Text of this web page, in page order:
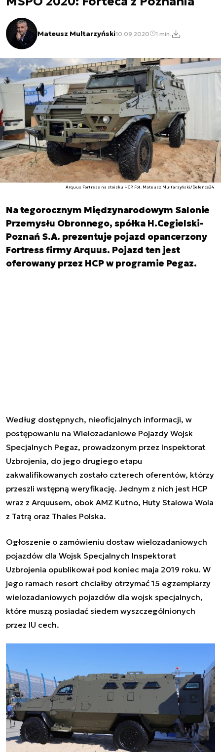
Mateusz Multarzyński10.09.2020 1 min.
Arquus Fortress na stoisku HCP. Fot. Mateusz Multarzyński/Defence24
Na tegorocznym Międzynarodowym Salonie
Przemysłu Obronnego, spółka H.Cegielski-
Poznań S.A. prezentuje pojazd opancerzony
Fortress firmy Arquus. Pojazd ten jest
oferowany przez HCP w programie Pegaz.
Według dostępnych, nieoficjalnych informacji, w
postępowaniu na Wielozadaniowe Pojazdy Wojsk
Specjalnych Pegaz, prowadzonym przez Inspektorat
Uzbrojenia, do jego drugiego etapu
zakwalifikowanych zostało czterech oferentów, którzy
przeszli wstępną weryfikację. Jednym z nich jest HCP
wraz z Arquusem, obok AMZ Kutno, Huty Stalowa Wola
z Tatrą oraz Thales Polska.
Ogłoszenie o zamówieniu dostaw wielozadaniowych
pojazdów dla Wojsk Specjalnych Inspektorat
Uzbrojenia opublikował pod koniec maja 2019 roku. W
jego ramach resort chciałby otrzymać 15 egzemplarzy
wielozadaniowych pojazdów dla wojsk specjalnych,
które muszą posiadać siedem wyszczególnionych
przez IU cech.